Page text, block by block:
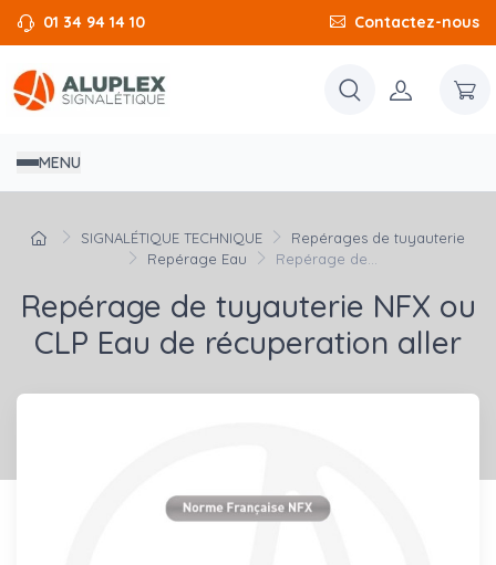
01 34 94 14 10 Contactez-nous
MENU
SIGNALÉTIQUE TECHNIQUE
Repérages de tuyauterie
Repérage Eau
Repérage de...
Repérage de tuyauterie NFX ou
CLP Eau de récuperation aller